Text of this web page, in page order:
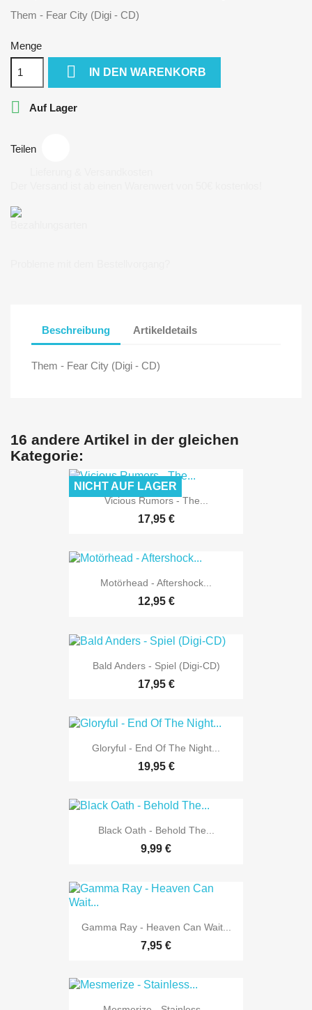
Them - Fear City (Digi - CD)
Menge
 IN DEN WARENKORB
 Auf Lager
Teilen
Beschreibung Artikeldetails
Them - Fear City (Digi - CD)
16 andere Artikel in der gleichen
Kategorie:
Vicious Rumors - The...
17,95 €
NICHT AUF LAGER
Motörhead - Aftershock...
12,95 €
Bald Anders - Spiel (Digi-CD)
17,95 €
Gloryful - End Of The Night...
19,95 €
Black Oath - Behold The...
9,99 €
Gamma Ray - Heaven Can Wait...
7,95 €